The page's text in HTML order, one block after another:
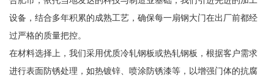
设备，结合多年积累的成熟工艺，确保每一扇钢大门在出厂前都经
过严格的质量把控。
在材料选择上，我们采用优质冷轧钢板或热轧钢板，根据客户需求
进行表面防锈处理，如热镀锌、喷涂防锈漆等，以增强门体的抗腐